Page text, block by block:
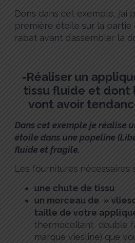
Dons dans cet exemple, j’ai
première étoile sur la partie
rabat avant d’assembler la
-Réaliser un
tissu fluide et dont
vont avoir
Dans cet exemple je réalise
étoile dans une popeline
fluide et fragile.
Les fournitures nécessaires
une chute de tissu
un morceau de »
taille de votre
thermocollant double
marque viesline) que